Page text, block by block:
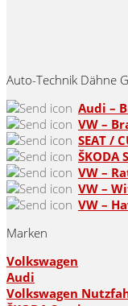
Auto-Technik Dähne
Audi –
VW –
SEAT /
ŠKODA
VW –
VW –
VW –
Marken
Volkswagen
Audi
Volkswagen